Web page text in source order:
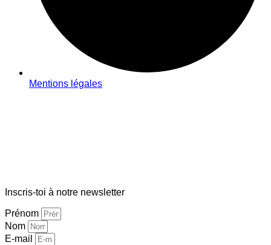
Mentions légales
Inscris-toi à notre newsletter
Prénom
Nom
E-mail